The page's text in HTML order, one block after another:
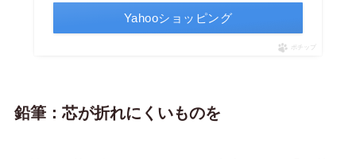
Yahooショッピング
ポチップ
鉛筆：芯が折れにくいものを